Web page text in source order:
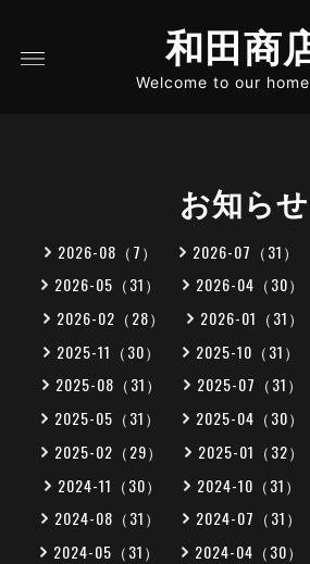
和田商
Welcome to our
お知らせ
2026-08（7） 2026-07（31）
2026-05（31）
2026-04（30）
2026-02（28）
2026-01（31）
2025-11（30）
2025-10（31）
2025-08（31）
2025-07（31）
2025-05（31）
2025-04（30）
2025-02（29）
2025-01（32）
2024-11（30）
2024-10（31）
2024-08（31）
2024-07（31）
2024-05（31）
2024-04（30）